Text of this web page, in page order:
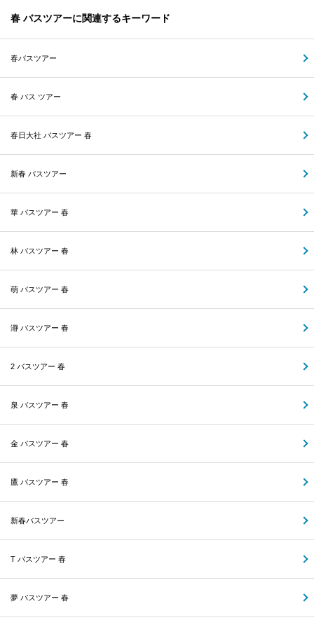
春 バスツアーに関連するキーワード
春バスツアー
春 バス ツアー
春日大社 バスツアー 春
新春 バスツアー
華 バスツアー 春
林 バスツアー 春
萌 バスツアー 春
瀞 バスツアー 春
2 バスツアー 春
泉 バスツアー 春
金 バスツアー 春
鷹 バスツアー 春
新春バスツアー
T バスツアー 春
夢 バスツアー 春